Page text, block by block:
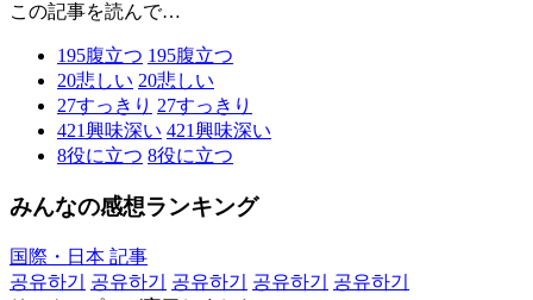
この記事を読んで…
195腹立つ 195腹立つ
20悲しい 20悲しい
27すっきり 27すっきり
421興味深い 421興味深い
8役に立つ 8役に立つ
みんなの感想ランキング
国際・日本 記事
공유하기
공유하기 공유하기 공유하기
공유하기